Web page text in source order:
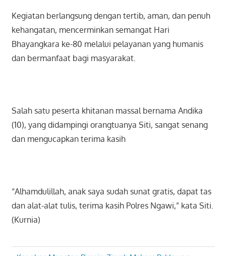
Kegiatan berlangsung dengan tertib, aman, dan penuh
kehangatan, mencerminkan semangat Hari
Bhayangkara ke-80 melalui pelayanan yang humanis
dan bermanfaat bagi masyarakat.
Salah satu peserta khitanan massal bernama Andika
(10), yang didampingi orangtuanya Siti, sangat senang
dan mengucapkan terima kasih
“Alhamdulillah, anak saya sudah sunat gratis, dapat tas
dan alat-alat tulis, terima kasih Polres Ngawi,” kata Siti.
(Kurnia)